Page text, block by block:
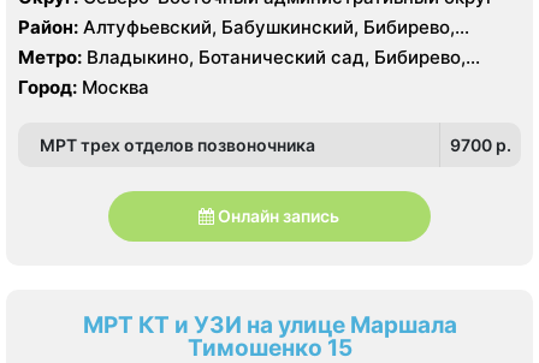
Район: Алтуфьевский, Бабушкинский, Бибирево,
Лианозово, Лосиноостровский, Марфино, Свиблово,
Северное Медведково, Южное Медведково,
Ярославский
Метро: Владыкино, Ботанический сад, Бибирево,
Алтуфьево, Медведково, Окружная, Отрадное,
Свиблово, Селигерская
Город: Москва
МРТ трех отделов позвоночника 9700 p.
Онлайн запись
МРТ КТ и УЗИ на улице Маршала
Тимошенко 15